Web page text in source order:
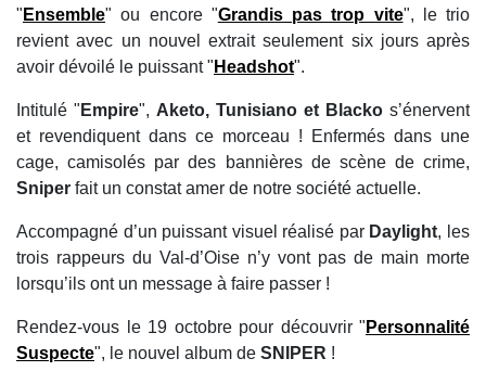
" Ensemble" ou encore "Grandis pas trop vite", le trio
revient avec un nouvel extrait seulement six jours après
avoir dévoilé le puissant " Headshot".
Intitulé " Empire", Aketo, Tunisiano et Blacko s’énervent
et revendiquent dans ce morceau ! Enfermés dans une
cage, camisolés par des bannières de scène de crime,
Sniper fait un constat amer de notre société actuelle.
Accompagné d’un puissant visuel réalisé par Daylight, les
trois rappeurs du Val-d’Oise n’y vont pas de main morte
lorsqu’ils ont un message à faire passer !
Rendez-vous le 19 octobre pour découvrir " Personnalité
Suspecte", le nouvel album de SNIPER !